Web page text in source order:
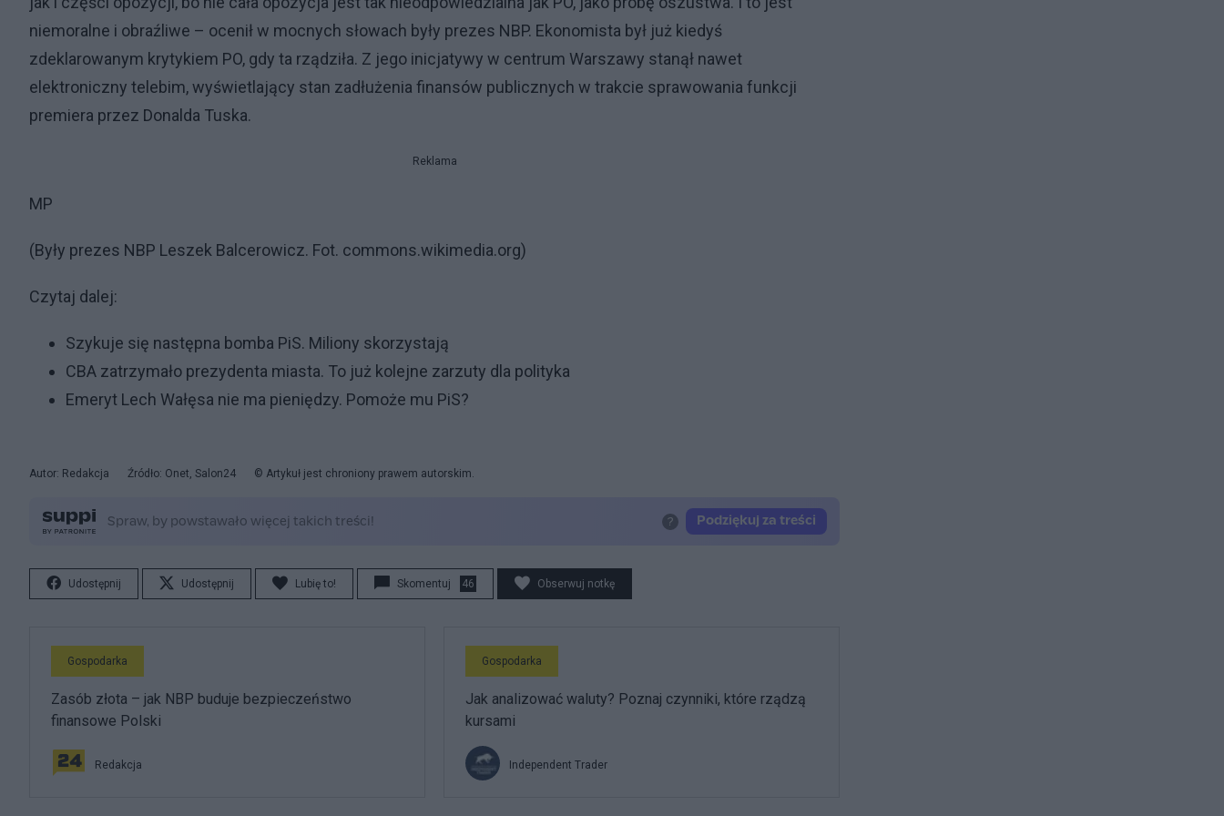
niemoralne i obraźliwe – ocenił w mocnych słowach były prezes NBP. Ekonomista był już kiedyś
zdeklarowanym krytykiem PO, gdy ta rządziła. Z jego inicjatywy w centrum Warszawy stanął nawet
elektroniczny telebim, wyświetlający stan zadłużenia finansów publicznych w trakcie sprawowania funkcji
premiera przez Donalda Tuska.
Reklama
MP
(Były prezes NBP Leszek Balcerowicz. Fot. commons.wikimedia.org)
Czytaj dalej:
Szykuje się następna bomba PiS. Miliony skorzystają
CBA zatrzymało prezydenta miasta. To już kolejne zarzuty dla polityka
Emeryt Lech Wałęsa nie ma pieniędzy. Pomoże mu PiS?
Autor: Redakcja Źródło: Onet, Salon24 © Artykuł jest chroniony prawem autorskim.
Udostępnij Udostępnij Lubię to! Skomentuj 46 Obserwuj notkę
Gospodarka
Zasób złota – jak NBP buduje bezpieczeństwo
finansowe Polski
Redakcja
Gospodarka
Jak analizować waluty? Poznaj czynniki, które rządzą
kursami
Independent Trader